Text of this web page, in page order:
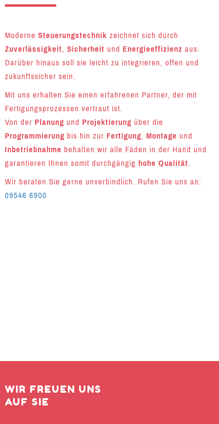
Moderne Steuerungstechnikzeichnet sich durch
Zuverlässigkeit, Sicherheit und Energieeffizienzaus.
Darüber hinaus soll sie leicht zu integrieren, offen und
zukunftssicher sein.
Mit uns erhalten Sie einen erfahrenen Partner, der mit
Fertigungsprozessen vertraut ist.
Von der Planungund Projektierungüber die
Programmierungbis hin zur Fertigung, Montage und
Inbetriebnahme behalten wir alle Fäden in der Hand und
garantieren Ihnen somit durchgängig hohe Qualität.
Wir beraten Sie gerne unverbindlich. Rufen Sie uns an:
09546 6900
WIR FREUEN UNS
AUF SIE